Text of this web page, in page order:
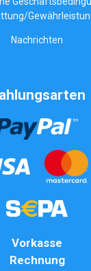
Nachrichten
Vorkasse
Rechnung